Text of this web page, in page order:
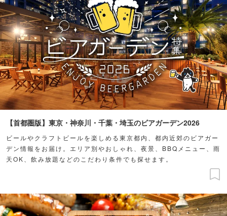
【首都圏版】東京・神奈川・千葉・埼玉のビアガーデン2026
ビールやクラフトビールを楽しめる東京都内、都内近郊のビアガー
デン情報をお届け。エリア別やおしゃれ、夜景、BBQメニュー、雨
天OK、飲み放題などのこだわり条件でも探せます。